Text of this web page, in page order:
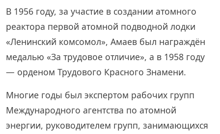
В 1956 году, за участие в создании атомного
реактора первой атомной подводной лодки
«Ленинский комсомол», Амаев был награждён
медалью «За трудовое отличие», а в 1958 году
— орденом Трудового Красного Знамени.
Многие годы был экспертом рабочих групп
Международного агентства по атомной
энергии, руководителем групп, занимающихся